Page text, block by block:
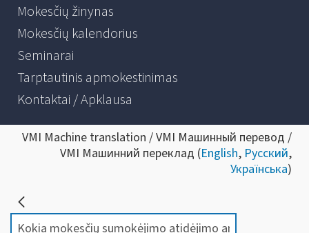
Mokesčių žinynas
Mokesčių kalendorius
Seminarai
Tarptautinis apmokestinimas
Kontaktai / Apklausa
VMI Machine translation / VMI Машинный перевод /
VMI Машинний переклад (English, Русский,
Українська)